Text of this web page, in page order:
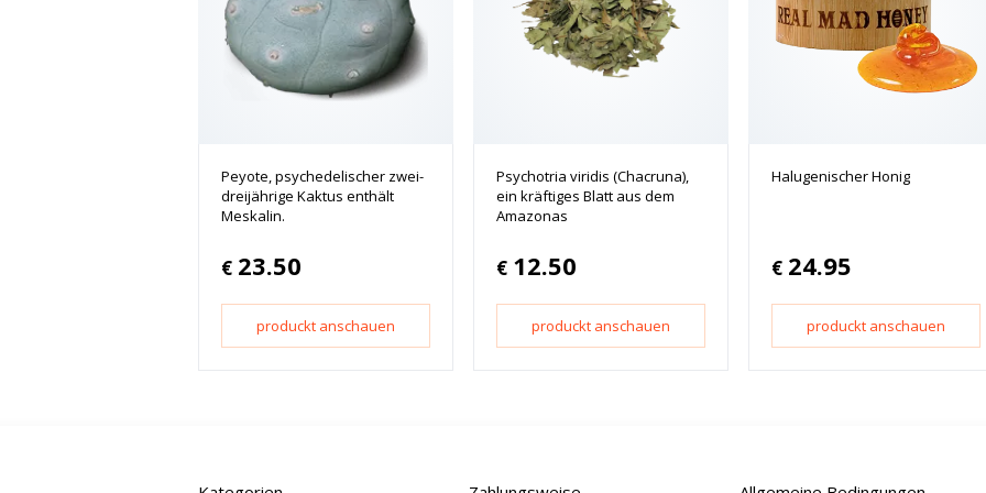
Peyote, psychedelischer zwei-
dreijährige Kaktus enthält
Meskalin.
€ 23.50
produckt anschauen
Psychotria viridis (Chacruna),
ein kräftiges Blatt aus dem
Amazonas
€ 12.50
produckt anschauen
Halugenischer Honig
€ 24.95
produckt anschauen